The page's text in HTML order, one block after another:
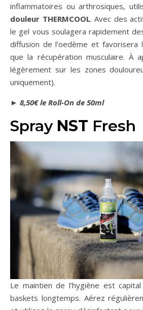
inflammatoires ou arthrosiques,
douleur THERMCOOL. Avec des
le gel vous soulagera rapidement
diffusion de l’oedème et favorisera
que la récupération musculaire. À
légèrement sur les zones
uniquement).
► 8,50€ le Roll-On de 50ml
Spray NST Fresh
Le maintien de l’hygiène est
baskets longtemps. Aérez